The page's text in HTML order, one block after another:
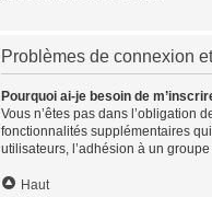
Problèmes de connexion
Pourquoi ai-je besoin de
Vous n’êtes pas dans l’obligation
fonctionnalités supplémentaires
utilisateurs, l’adhésion à un
Haut